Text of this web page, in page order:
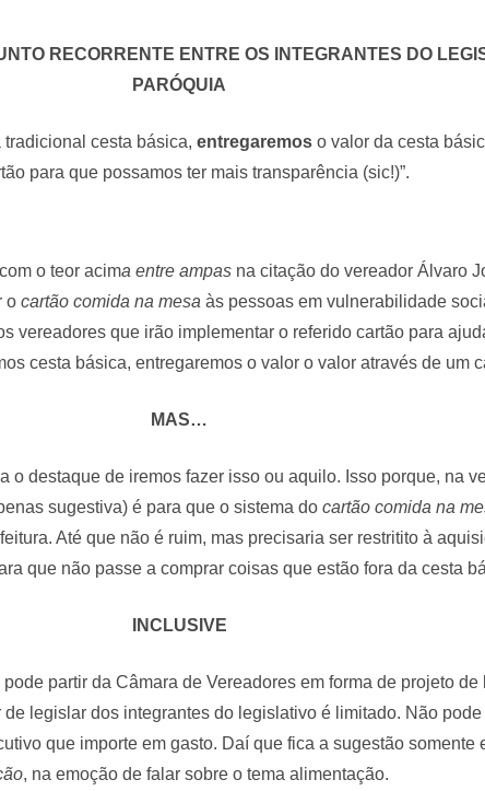
RECORRENTE ENTRE OS INTEGRANTES DO
PARÓQUIA
tradicional cesta básica, entregaremoso valor da cesta
para que possamos ter mais transparência (sic!)”.
o teor acima entre ampas na citação do vereador Álvaro
o cartão comida na mesa às pessoas em vulnerabilidade
vereadores que irão implementar o referido cartão para
cesta básica, entregaremos o valor o valor através de um
MAS…
o destaque de iremos fazer isso ou aquilo. Isso porque, na
sugestiva) é para que o sistema do cartão comida na
Até que não é ruim, mas precisaria ser restritito à
que não passe a comprar coisas que estão fora da cesta
INCLUSIVE
partir da Câmara de Vereadores em forma de projeto de
legislar dos integrantes do legislativo é limitado. Não
que importe em gasto. Daí que fica a sugestão somente
, na emoção de falar sobre o tema alimentação.